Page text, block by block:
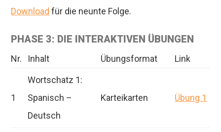
Download für die neunte Folge.
PHASE 3: DIE INTERAKTIVEN ÜBUNGEN
Nr. Inhalt Übungsformat Link
1
Wortschatz 1:
Spanisch –
Deutsch
Karteikarten Übung 1